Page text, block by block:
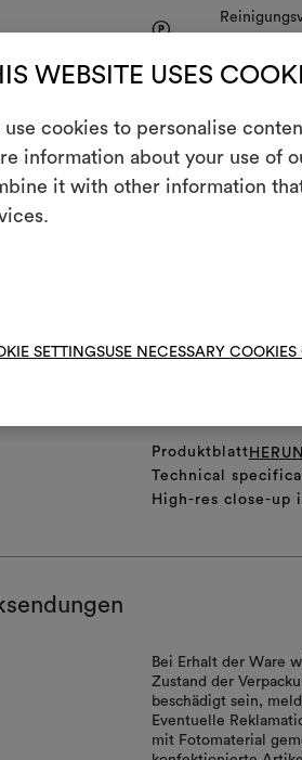
WEBSITE USES
use cookies to personalise
information about your use of
it with other information
SETTINGSUSE NECESSARY COOKIES
P
V Nicht
R Nicht im
& Wir
Produktblatt
Technical
High-res close-up
Bei Erhalt der Ware
Zustand der
beschädigt sein,
Eventuelle
mit Fotomaterial